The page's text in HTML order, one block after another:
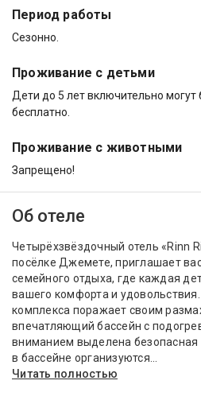
Период работы
Сезонно.
Проживание с детьми
Дети до 5 лет включительно
бесплатно.
Проживание с животными
Запрещено!
Об отеле
Четырёхзвёздочный отель «Rinn
посёлке Джемете, приглашает
семейного отдыха, где каждая
вашего комфорта и
комплекса поражает своим
впечатляющий бассейн с
вниманием выделена безопасная
в бассейне организуются...
Читать полностью